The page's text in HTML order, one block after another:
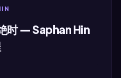
时 — Saphan Hin